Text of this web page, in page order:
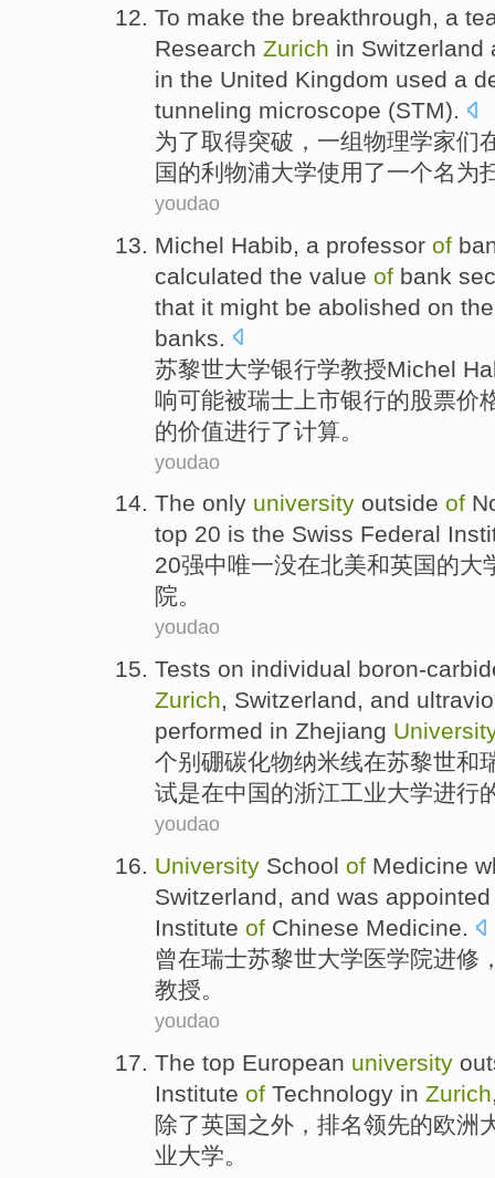
To make the breakthrough, a
Research Zurich in Switzerland
in the United Kingdom used a
tunneling microscope (STM).
为了取得突破 ， 一组物理学家们
国的利物浦大学使用了一个名为
youdao
Michel Habib a professor of
calculated the value of bank
that it might be abolished on the
banks
苏黎世大学银行学教授Michel
响可能被瑞士 上市银行的 股票价
的价值进行了计算 。
youdao
The only university outside of
top 20 is the Swiss Federal
20强中唯一没在北美和英国的大
院。
youdao
Tests on individual boron-
Zurich, Switzerland, and
performed in Zhejiang
个别 硼碳化物纳米线在苏黎世和
试是在中国的浙江工业大学进行
youdao
University School of Medicine
Switzerland, and was appointed
Institute of Chinese Medicine.
曾在瑞士苏黎世大学医学院进修
教授。
youdao
The top European university
Institute of Technology in Zurich
除了英国 之外 ， 排名领先的欧洲
业大学。